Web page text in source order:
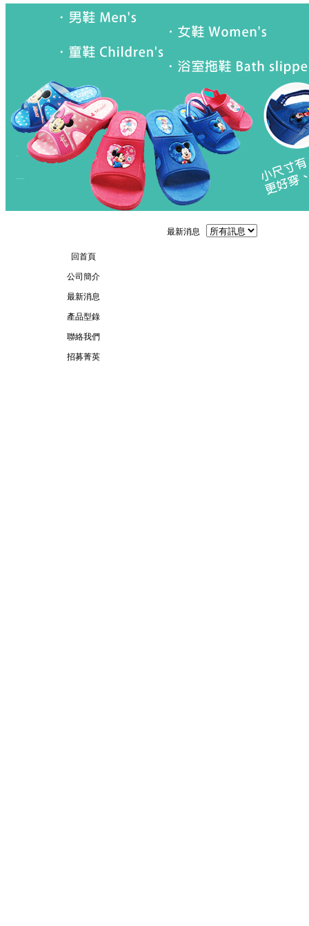
回首頁
公司簡介
最新消息
產品型錄
聯絡我們
招募菁英
最新消息